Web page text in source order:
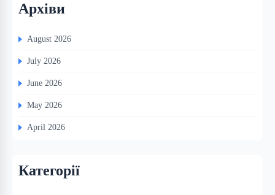
Архіви
August 2026
July 2026
June 2026
May 2026
April 2026
Категорії